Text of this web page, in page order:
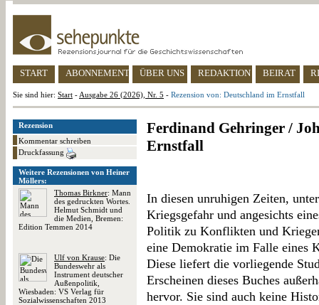
START ABONNEMENT ÜBER UNS REDAKTION BEIRAT
Sie sind hier: Start - Ausgabe 26 (2026), Nr. 5 - Rezension von: Deutschland im Ernstfall
Rezension
Kommentar schreiben
Druckfassung
Weitere Rezensionen von Heiner
Möllers:
Thomas Birkner: Mann
des gedruckten Wortes.
Helmut Schmidt und
die Medien, Bremen:
Edition Temmen 2014
Ulf von Krause: Die
Bundeswehr als
Instrument deutscher
Außenpolitik,
Wiesbaden: VS Verlag für
Sozialwissenschaften 2013
Ferdinand Gehringer /
Ernstfall
In diesen unruhigen Zeiten,
Kriegsgefahr und angesichts
Politik zu Konflikten und
eine Demokratie im Falle eines
Diese liefert die vorliegende
Erscheinen dieses Buches
hervor. Sie sind auch keine